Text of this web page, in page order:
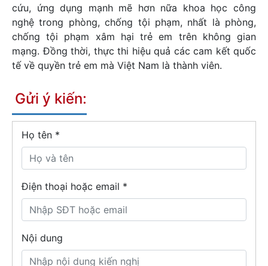
cứu, ứng dụng mạnh mẽ hơn nữa khoa học công
nghệ trong phòng, chống tội phạm, nhất là phòng,
chống tội phạm xâm hại trẻ em trên không gian
mạng. Đồng thời, thực thi hiệu quả các cam kết quốc
tế về quyền trẻ em mà Việt Nam là thành viên.
Gửi ý kiến:
Họ tên *
Điện thoại hoặc email *
Nội dung